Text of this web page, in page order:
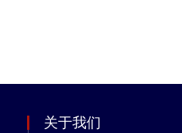
关于我们